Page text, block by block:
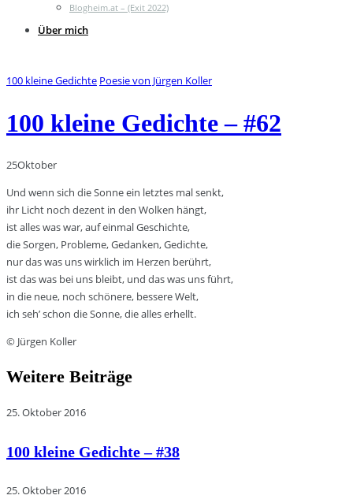
Blogheim.at – (Exit 2022)
Über mich
100 kleine Gedichte Poesie von Jürgen Koller
100 kleine Gedichte – #62
25Oktober
Und wenn sich die Sonne ein letztes mal senkt,
ihr Licht noch dezent in den Wolken hängt,
ist alles was war, auf einmal Geschichte,
die Sorgen, Probleme, Gedanken, Gedichte,
nur das was uns wirklich im Herzen berührt,
ist das was bei uns bleibt, und das was uns führt,
in die neue, noch schönere, bessere Welt,
ich seh’ schon die Sonne, die alles erhellt.
© Jürgen Koller
Weitere Beiträge
25. Oktober 2016
100 kleine Gedichte – #38
25. Oktober 2016